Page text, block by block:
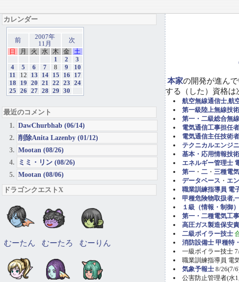
本家の開発が進ん
する（した）資格は
航空無線通信士,航
第一級陸上無線技
第一・二級総合無
電気通信工事担任
電気通信主任技術
テクニカルエンジ
基本・応用情報技
エネルギー管理士
第一 ・ 二 ・ 三種電
データベース ・ エ
職業訓練指導員 電
甲種危険物取扱者,
１級（情報・制御
第一・二種電気工
高圧ガス製造保安
二級ボイラー技士
消防設備士 甲種特
一級ボイラー技士
職業訓練指導員 電
気象予報士 8/26(7/
公害防止管理者(水
カレンダー
前
2007年
11月
次
日
月 火 水 木 金
土
1
2
3
4
5 6 7 8 9
10
11
12 13 14 15 16
17
18
19 20 21 22 23
24
25
26 27 28 29 30
最近のコメント
DawChurbhab (06/14)
削除Anita Lazenby (01/12)
Mootan (08/26)
ミミ・リン (08/26)
Mootan (08/06)
ドラゴンクエストX
むーたん むーたろ むーりん